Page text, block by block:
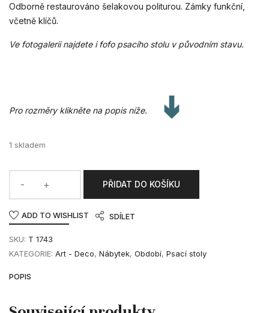
Odborně restaurováno šelakovou politurou. Zámky funkční,
včetně klíčů.
Ve fotogalerii najdete i fofo psacího stolu v původním stavu.
Pro rozměry klikněte na popis níže.
1 skladem
PŘIDAT DO KOŠÍKU
ADD TO WISHLIST SDÍLET
SKU: T 1743
KATEGORIE: Art - Deco, Nábytek, Období, Psací stoly
POPIS